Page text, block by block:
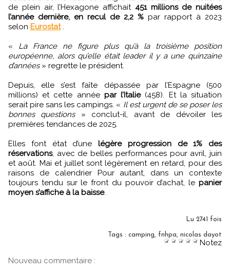
de plein air, l’Hexagone affichait 451 millions de nuitées
l’année dernière, en recul de 2,2 % par rapport à 2023
selon Eurostat.
« La France ne figure plus qu’à la troisième position
européenne, alors qu’elle était leader il y a une quinzaine
d’années» regrette le président.
Depuis, elle s’est faîte dépassée par l’Espagne (500
millions) et cette année par l’Italie (458). Et la situation
serait pire sans les campings. « Il est urgent de se poser les
bonnes questions» conclut-il, avant de dévoiler les
premières tendances de 2025.
Elles font état d’une légère progression de 1% des
réservations, avec de belles performances pour avril, juin
et août. Mai et juillet sont légèrement en retard, pour des
raisons de calendrier Pour autant, dans un contexte
toujours tendu sur le front du pouvoir d’achat, le panier
moyen s’affiche à la baisse.
Lu 2741 fois
Tags : camping fnhpa nicolas dayot
Notez
Nouveau commentaire :